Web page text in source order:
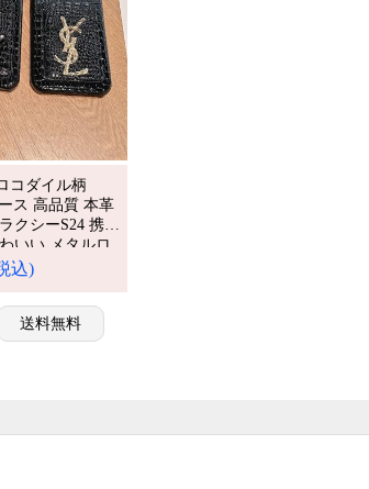
コダイル柄
ス 高品質 本革
クシーS24 携帯
いい メタルロ
純黒 スマホケー
込)
送料無料